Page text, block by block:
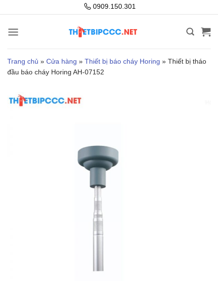
nội
0909.150.301
Trang chủ » Cửa hàng » Thiết bị báo cháy Horing » Thiết bị tháo
đầu báo cháy Horing AH-07152